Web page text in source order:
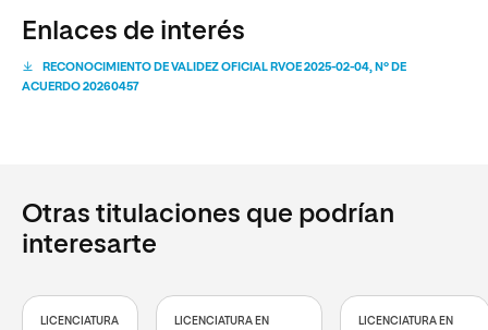
Enlaces de interés
RECONOCIMIENTO DE VALIDEZ OFICIAL RVOE 2025-02-04, Nº DE
ACUERDO 20260457
Otras titulaciones que podrían
interesarte
LICENCIATURA
LICENCIATURA EN LICENCIATURA EN